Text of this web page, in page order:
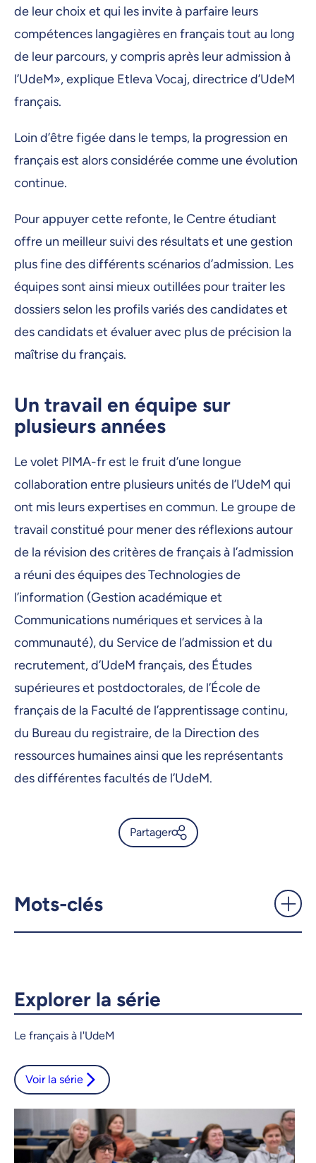
de leur choix et qui les invite à parfaire leurs
compétences langagières en français tout au long
de leur parcours, y compris après leur admission à
l’UdeM», explique Etleva Vocaj, directrice d’UdeM
français.
Loin d’être figée dans le temps, la progression en
français est alors considérée comme une évolution
continue.
Pour appuyer cette refonte, le Centre étudiant
offre un meilleur suivi des résultats et une gestion
plus fine des différents scénarios d’admission. Les
équipes sont ainsi mieux outillées pour traiter les
dossiers selon les profils variés des candidates et
des candidats et évaluer avec plus de précision la
maîtrise du français.
Un travail en équipe sur
plusieurs années
Le volet PIMA-fr est le fruit d’une longue
collaboration entre plusieurs unités de l’UdeM qui
ont mis leurs expertises en commun. Le groupe de
travail constitué pour mener des réflexions autour
de la révision des critères de français à l’admission
a réuni des équipes des Technologies de
l’information (Gestion académique et
Communications numériques et services à la
communauté), du Service de l’admission et du
recrutement, d’UdeM français, des Études
supérieures et postdoctorales, de l’École de
français de la Faculté de l’apprentissage continu,
du Bureau du registraire, de la Direction des
ressources humaines ainsi que les représentants
des différentes facultés de l’UdeM.
Partager
Copier le lien
Mots-clés
Explorer la série
Le français à l'UdeM
Voir la série